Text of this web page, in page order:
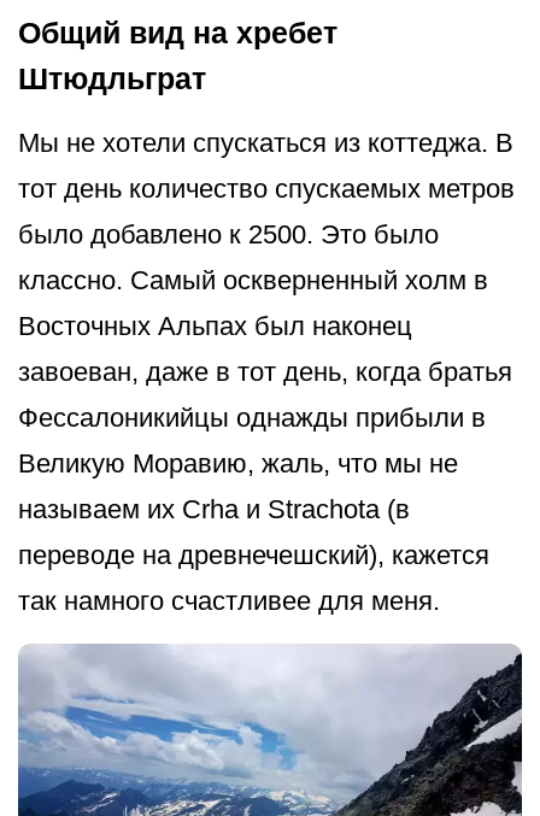
Общий вид на хребет
Штюдльграт
Мы не хотели спускаться из коттеджа. В
тот день количество спускаемых метров
было добавлено к 2500. Это было
классно. Самый оскверненный холм в
Восточных Альпах был наконец
завоеван, даже в тот день, когда братья
Фессалоникийцы однажды прибыли в
Великую Моравию, жаль, что мы не
называем их Crha и Strachota (в
переводе на древнечешский), кажется
так намного счастливее для меня.